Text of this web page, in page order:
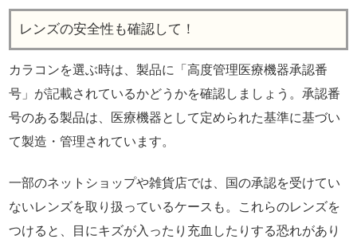
レンズの安全性も確認して！
カラコンを選ぶ時は、製品に「高度管理医療機器承認番
号」が記載されているかどうかを確認しましょう。承認番
号のある製品は、医療機器として定められた基準に基づい
て製造・管理されています。
一部のネットショップや雑貨店では、国の承認を受けてい
ないレンズを取り扱っているケースも。これらのレンズを
つけると、目にキズが入ったり充血したりする恐れがあり